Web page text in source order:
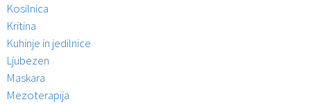
Kosilnica
Kritina
Kuhinje in jedilnice
Ljubezen
Maskara
Mezoterapija